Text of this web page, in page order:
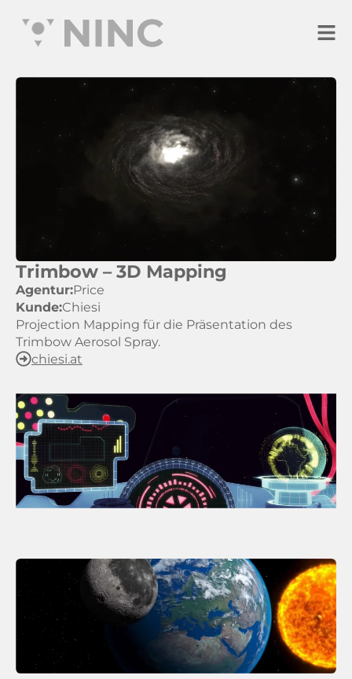
Trimbow – 3D Mapping
Agentur:Price
Kunde:Chiesi
Projection Mapping für die Präsentation des
Trimbow Aerosol Spray.
chiesi.at